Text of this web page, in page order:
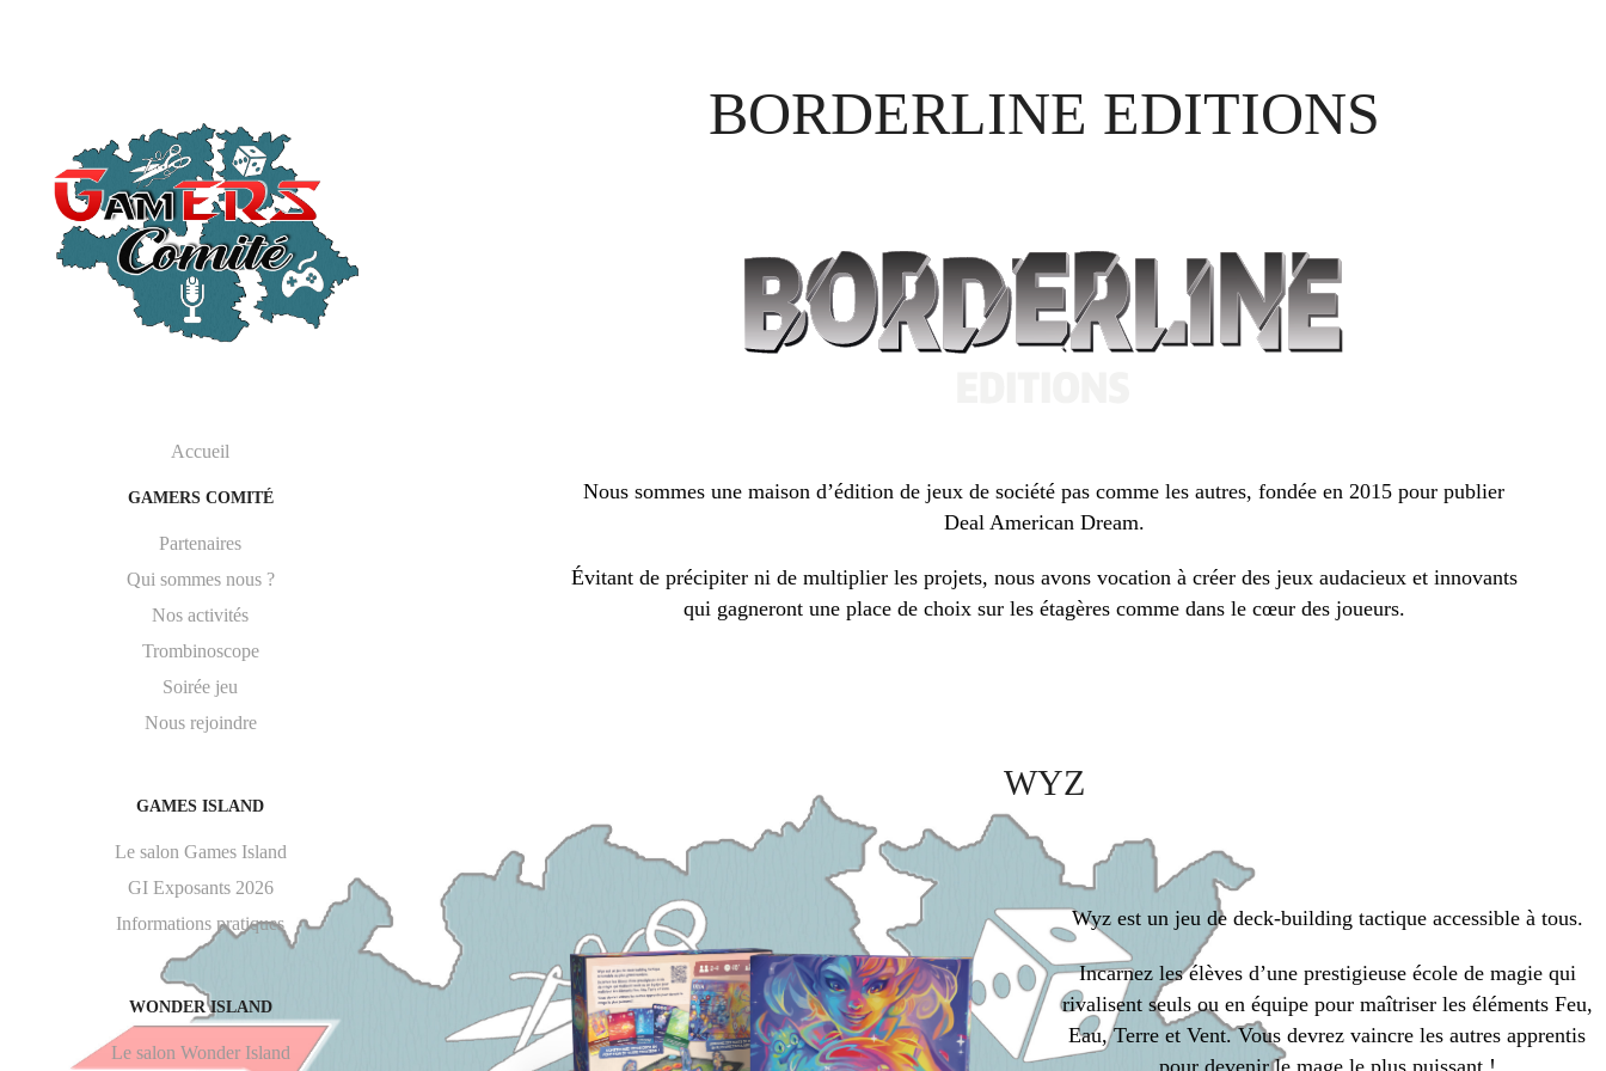
Accueil
GAMERS COMITÉ
Partenaires
Qui sommes nous ?
Nos activités
Trombinoscope
Soirée jeu
Nous rejoindre
GAMES ISLAND
Le salon Games Island
GI Exposants 2026
Informations pratiques
WONDER ISLAND
Le salon Wonder Island
BORDERLINE EDITIONS
Nous sommes une maison d’édition de jeux de société pas comme les autres, fondée en 2015 pour publier
Deal American Dream.
Évitant de précipiter ni de multiplier les projets, nous avons vocation à créer des jeux audacieux et innovants
qui gagneront une place de choix sur les étagères comme dans le cœur des joueurs.
WYZ
Wyz est un jeu de deck-building tactique accessible à tous.
Incarnez les élèves d’une prestigieuse école de magie qui
rivalisent seuls ou en équipe pour maîtriser les éléments Feu,
Eau, Terre et Vent. Vous devrez vaincre les autres apprentis
pour devenir le mage le plus puissant !